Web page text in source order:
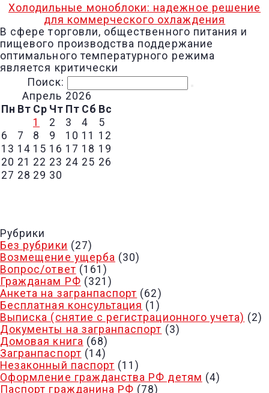
Холодильные моноблоки: надежное решение
для коммерческого охлаждения
В сфере торговли, общественного питания и
пищевого производства поддержание
оптимального температурного режима
является критически
Поиск:
Апрель 2026
Пн Вт Ср Чт Пт Сб Вс
1
2 3 4
5
6
7 8 9 10 11
12
13 14 15 16 17 18 19
20 21 22 23 24 25 26
27 28 29 30
Рубрики
Без рубрики (27)
Возмещение ущерба (30)
Вопрос/ответ (161)
Гражданам РФ (321)
Анкета на загранпаспорт (62)
Бесплатная консультация (1)
Выписка (снятие с регистрационного учета) (2)
Документы на загранпаспорт (3)
Домовая книга (68)
Загранпаспорт (14)
Незаконный паспорт (11)
Оформление гражданства РФ детям (4)
Паспорт гражданина РФ (78)